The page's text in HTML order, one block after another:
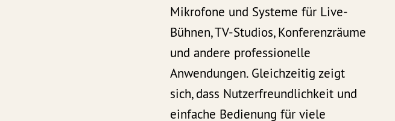
Mikrofone und Systeme für Live-
Bühnen, TV-Studios, Konferenzräume
und andere professionelle
Anwendungen. Gleichzeitig zeigt
sich, dass Nutzerfreundlichkeit und
einfache Bedienung für viele